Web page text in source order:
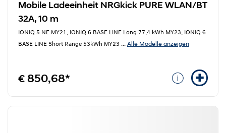
Mobile Ladeeinheit NRGkick PURE WLAN/BT
32A, 10 m
IONIQ 5 NE MY21, IONIQ 6 BASE LINE Long 77,4 kWh MY23, IONIQ 6
BASE LINE Short Range 53kWh MY23 ... Alle Modelle anzeigen
€ 850,68*